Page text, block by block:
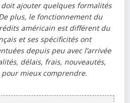
ajouter quelques formalités
plus, le fonctionnement du
américain est différent du
et ses spécificités ont
depuis peu avec l’arrivée
délais, frais, nouveautés,
mieux comprendre.